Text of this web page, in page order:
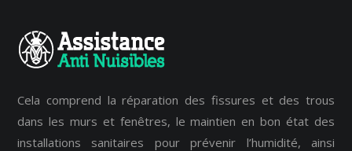
Cela comprend la réparation des fissures et des trous
dans les murs et fenêtres, le maintien en bon état des
installations sanitaires pour prévenir l’humidité, ainsi